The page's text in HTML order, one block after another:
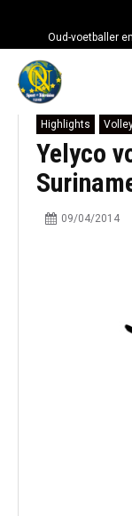
Oud-voetballer
Highlights
Yelyco
09/04/2014